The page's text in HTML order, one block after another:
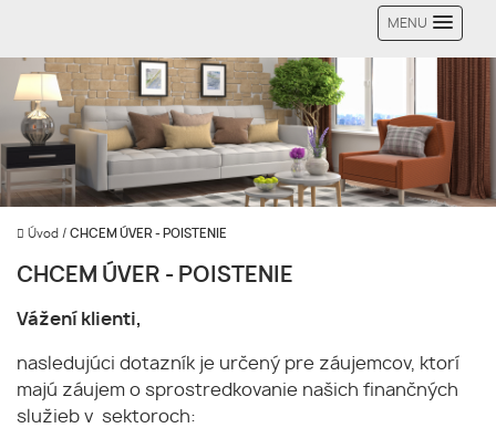
MENU
Úvod / CHCEM ÚVER - POISTENIE
CHCEM ÚVER - POISTENIE
Vážení klienti,
nasledujúci dotazník je určený pre záujemcov, ktorí
majú záujem o sprostredkovanie našich finančných
služieb v sektoroch: